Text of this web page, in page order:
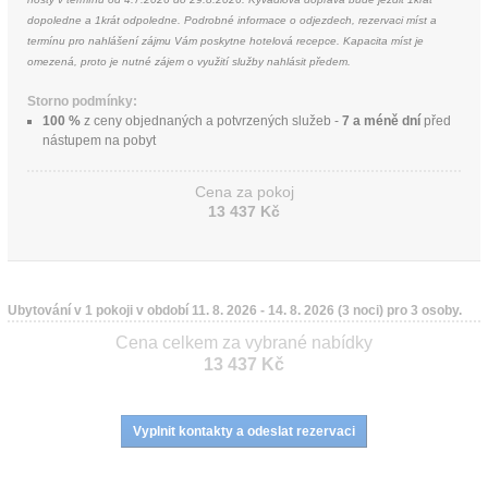
dopoledne a 1krát odpoledne. Podrobné informace o odjezdech, rezervaci míst a
termínu pro nahlášení zájmu Vám poskytne hotelová recepce. Kapacita míst je
omezená, proto je nutné zájem o využití služby nahlásit předem.
Storno podmínky:
100 % z ceny objednaných a potvrzených služeb - 7 a méně dní před
nástupem na pobyt
Cena za pokoj
13 437 Kč
Ubytování v 1 pokoji v období 11. 8. 2026 - 14. 8. 2026 (3 noci) pro 3 osoby.
Cena celkem za vybrané nabídky
13 437 Kč